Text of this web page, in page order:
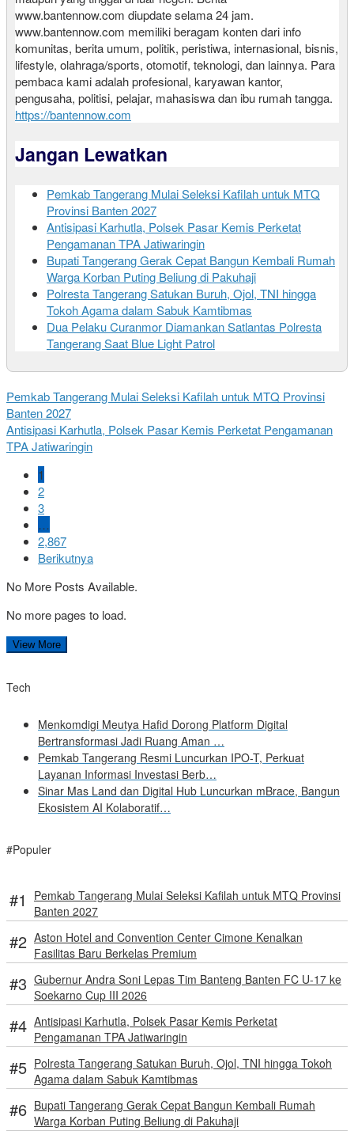
www.bantennow.com diupdate selama 24 jam.
www.bantennow.com memiliki beragam konten dari info
komunitas, berita umum, politik, peristiwa, internasional, bisnis,
lifestyle, olahraga/sports, otomotif, teknologi, dan lainnya. Para
pembaca kami adalah profesional, karyawan kantor,
pengusaha, politisi, pelajar, mahasiswa dan ibu rumah tangga.
https://bantennow.com
Jangan Lewatkan
Pemkab Tangerang Mulai Seleksi Kafilah untuk MTQ
Provinsi Banten 2027
Antisipasi Karhutla, Polsek Pasar Kemis Perketat
Pengamanan TPA Jatiwaringin
Bupati Tangerang Gerak Cepat Bangun Kembali Rumah
Warga Korban Puting Beliung di Pakuhaji
Polresta Tangerang Satukan Buruh, Ojol, TNI hingga
Tokoh Agama dalam Sabuk Kamtibmas
Dua Pelaku Curanmor Diamankan Satlantas Polresta
Tangerang Saat Blue Light Patrol
Pemkab Tangerang Mulai Seleksi Kafilah untuk MTQ Provinsi
Banten 2027
Antisipasi Karhutla, Polsek Pasar Kemis Perketat Pengamanan
TPA Jatiwaringin
1
2
3
…
2,867
Berikutnya
No More Posts Available.
No more pages to load.
View More
Tech
Menkomdigi Meutya Hafid Dorong Platform Digital
Bertransformasi Jadi Ruang Aman …
Pemkab Tangerang Resmi Luncurkan IPO-T, Perkuat
Layanan Informasi Investasi Berb…
Sinar Mas Land dan Digital Hub Luncurkan mBrace, Bangun
Ekosistem AI Kolaboratif…
#Populer
Pemkab Tangerang Mulai Seleksi Kafilah untuk MTQ Provinsi
Banten 2027
Aston Hotel and Convention Center Cimone Kenalkan
Fasilitas Baru Berkelas Premium
Gubernur Andra Soni Lepas Tim Banteng Banten FC U-17 ke
Soekarno Cup III 2026
Antisipasi Karhutla, Polsek Pasar Kemis Perketat
Pengamanan TPA Jatiwaringin
Polresta Tangerang Satukan Buruh, Ojol, TNI hingga Tokoh
Agama dalam Sabuk Kamtibmas
Bupati Tangerang Gerak Cepat Bangun Kembali Rumah
Warga Korban Puting Beliung di Pakuhaji